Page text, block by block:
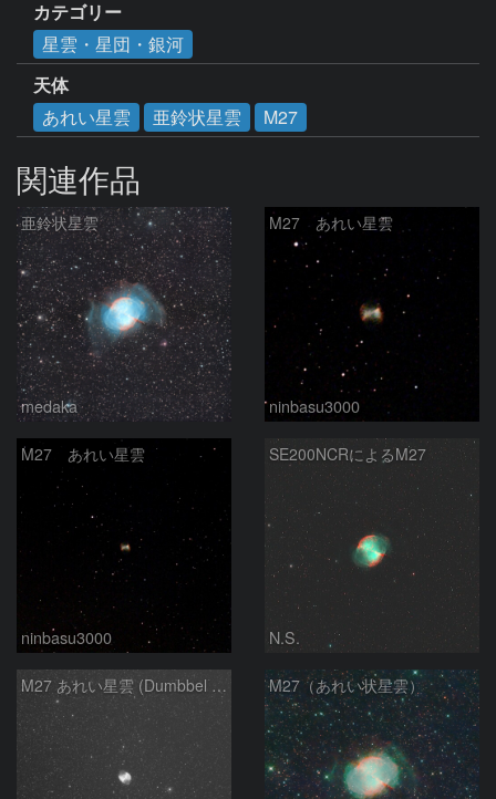
カテゴリー
星雲・星団・銀河
天体
あれい星雲
亜鈴状星雲 M27
関連作品
亜鈴状星雲
medaka
M27 あれい星雲
ninbasu3000
M27 あれい星雲
ninbasu3000
SE200NCRによるM27
N.S.
M27 あれい星雲 (Dumbbel Nebura/Apple Core Nebula) M27（あれい状星雲）